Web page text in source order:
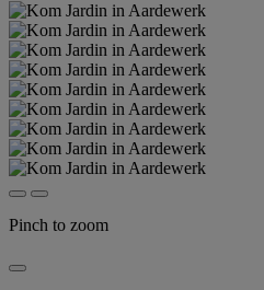
Pinch to zoom